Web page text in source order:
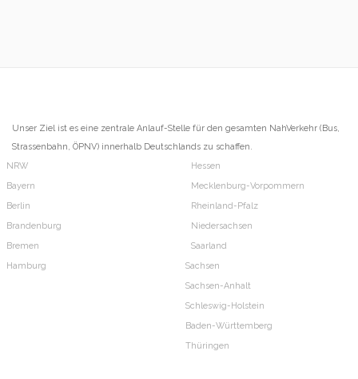
Unser Ziel ist es eine zentrale Anlauf-Stelle für den gesamten NahVerkehr (Bus,
Strassenbahn, ÖPNV) innerhalb Deutschlands zu schaffen.
NRW
Bayern
Berlin
Brandenburg
Bremen
Hamburg
Hessen
Mecklenburg-Vorpommern
Rheinland-Pfalz
Niedersachsen
Saarland
Sachsen
Sachsen-Anhalt
Schleswig-Holstein
Baden-Württemberg
Thüringen